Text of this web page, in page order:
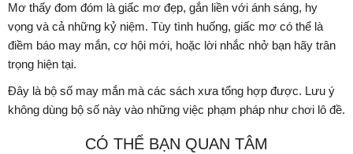
Mơ thấy đom đóm là giấc mơ đẹp, gắn liền với ánh sáng, hy
vọng và cả những kỷ niệm. Tùy tình huống, giấc mơ có thể là
điềm báo may mắn, cơ hội mới, hoặc lời nhắc nhở bạn hãy trân
trọng hiện tại.
Đây là bộ số may mắn mà các sách xưa tổng hợp được. Lưu ý
không dùng bộ số này vào những việc phạm pháp như chơi lô đề.
CÓ THỂ BẠN QUAN TÂM